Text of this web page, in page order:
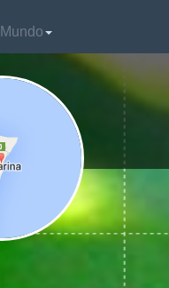
Mundo
Mundo